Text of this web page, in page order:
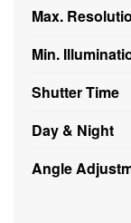
Max.
Min.
Shutter Time
Day & Night
Angle